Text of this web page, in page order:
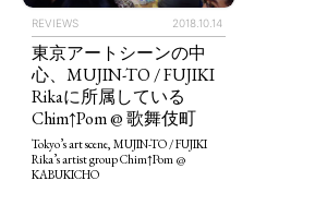
TAGS PEOPLE
REVIEWS 2018.10.14
東京アートシーンの中
心、MUJIN-TO / FUJIKI
Rikaに所属している
Chim↑Pom @ 歌舞伎町
Tokyo’s art scene, MUJIN-TO / FUJIKI
Rika’s artist group Chim↑Pom @
KABUKICHO